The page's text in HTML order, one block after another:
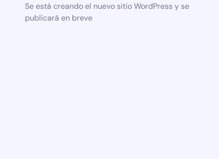
Se está creando el nuevo sitio WordPress y se
publicará en breve